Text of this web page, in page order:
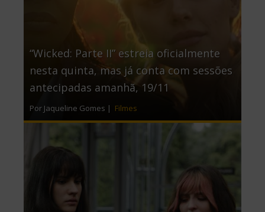
“Wicked: Parte II” estreia oficialmente
nesta quinta, mas já conta com sessões
antecipadas amanhã, 19/11
Por Jaqueline Gomes | Filmes